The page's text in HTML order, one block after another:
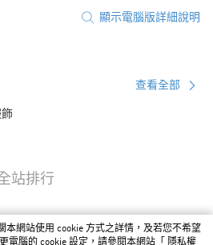
顯示電腦版詳細說明
查看全部
站排行
本網站使用 cookie 方式之詳情，及若您不希望
電腦的 cookie 設定，請參閱本網站「
隱私權